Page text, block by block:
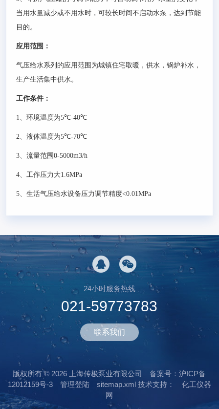
当用水量减少或不用水时，可较长时间不启动水泵，达到节能
目的。
应用范围：
气压给水系列的应用范围为城镇住宅取暖，供水，锅炉补水，
生产生活集中供水。
工作条件：
1、环境温度为5℃-40℃
2、液体温度为5℃-70℃
3、流量范围0-5000m3/h
4、工作压力大1.6MPa
5、生活气压给水设备压力调节精度<0.01MPa
24小时服务热线
021-59773783
联系我们
版权所有 © 2026 上海传极泵业有限公司备案号：沪ICP备
12012159号-3
管理登陆 sitemap.xml 技术支持：
化工仪器
网